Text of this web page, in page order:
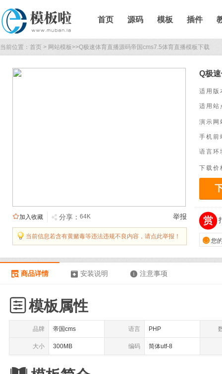
首页 源码 模板 插件
当前位置： 首页 > 网站模板>>Q极速体育直播源码帝国cms7.5体育直播模板下载
加入收藏 分享： 64K 举报
当前信息若含有黄赌毒等违法违规不良内容，请点此举报！
Q极
适用版
适用站
演示网
手机前
语言环
下载价

 您
 商品详情  安装说明  注意事项
模板属性
品牌 帝国cms 语言 PHP
大小 300MB 编码 简体utf-8